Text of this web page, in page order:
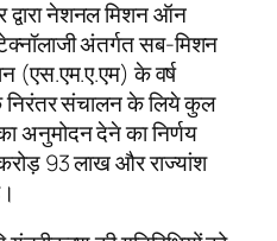
द्वारा नेशनल मिशन ऑन
अंतर्गत सब-मिशन
(एस.एम.ए.एम) के वर्ष
संचालन के लिये कुल
अनुमोदन देने का निर्णय
93 लाख और राज्यांश